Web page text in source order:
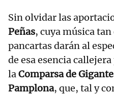
Sin olvidar las
Peñas, cuya música
pancartas darán al
de esa esencia
laComparsa de
Pamplona, que, tal y